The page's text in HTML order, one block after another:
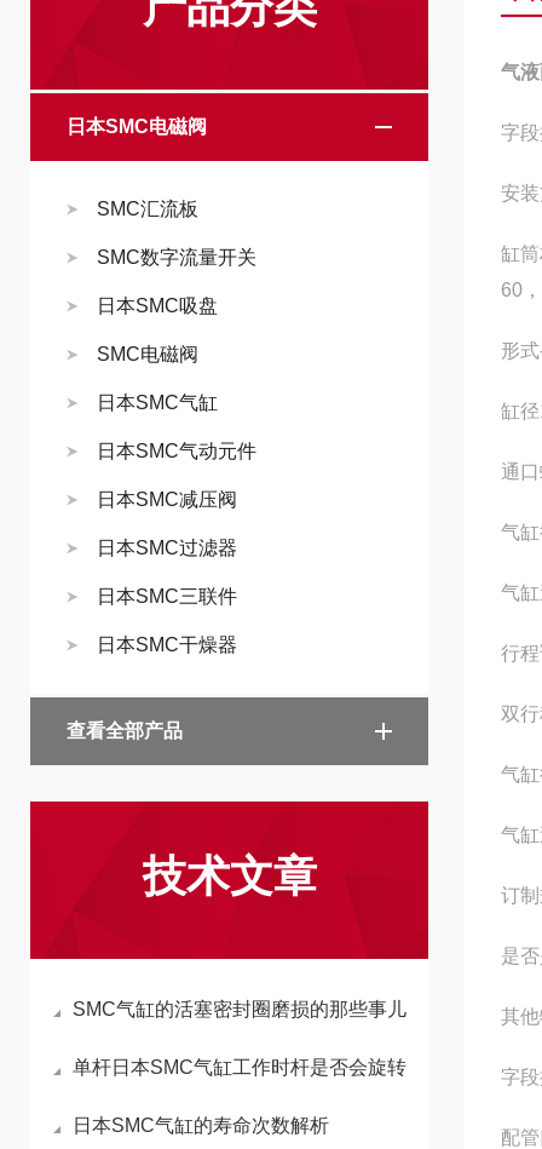
日本SMC电磁阀
SMC汇流板
SMC数字流量开关
日本SMC吸盘
SMC电磁阀
日本SMC气缸
日本SMC气动元件
日本SMC减压阀
日本SMC过滤器
日本SMC三联件
日本SMC干燥器
查看全部产品
技术文章
SMC气缸的活塞密封圈磨损的那些事儿
单杆日本SMC气缸工作时杆是否会旋转
日本SMC气缸的寿命次数解析
气
字
安
缸
60
形式
缸径
通
气
气
行
双
气
气
订
是
其
字
配